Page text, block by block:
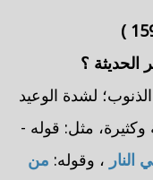
)
الحديثة ؟
لشدة الوعيد
مثل: قوله -
، وقوله: من